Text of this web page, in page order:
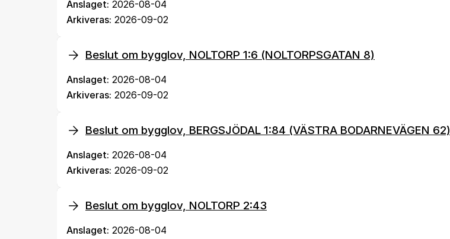
Anslaget: 2026-08-04
Arkiveras: 2026-09-02
Beslut om bygglov, NOLTORP 1:6 (NOLTORPSGATAN 8)
Anslaget: 2026-08-04
Arkiveras: 2026-09-02
Beslut om bygglov, BERGSJÖDAL 1:84 (VÄSTRA BODARNEVÄGEN 62)
Anslaget: 2026-08-04
Arkiveras: 2026-09-02
Beslut om bygglov, NOLTORP 2:43
Anslaget: 2026-08-04